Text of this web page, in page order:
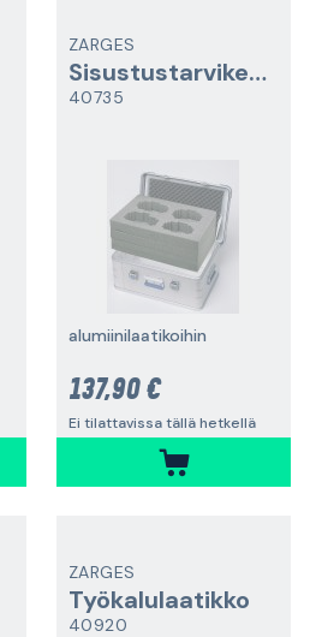
ZARGES
Sisustustarvikesarja
40735
alumiinilaatikoihin
137,90 €
Ei tilattavissa tällä hetkellä
ZARGES
Työkalulaatikko
40920